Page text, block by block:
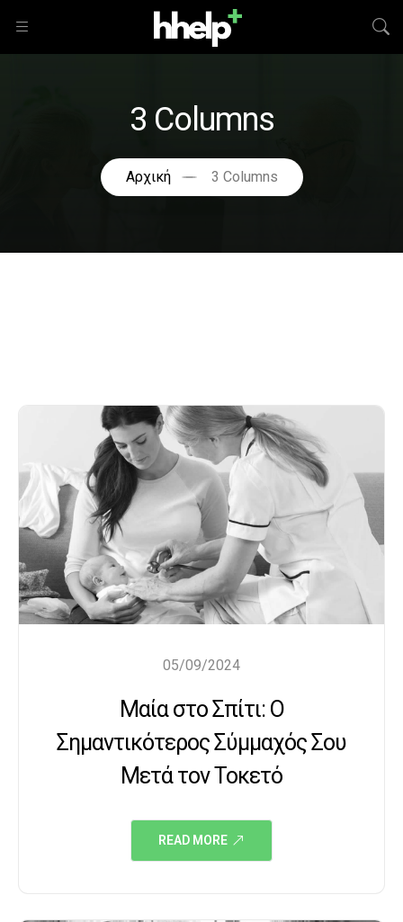
3 Columns
Αρχική 3 Columns
05/09/2024
Μαία στο Σπίτι: Ο
Σημαντικότερος Σύμμαχός Σου
Μετά τον Τοκετό
READ MORE